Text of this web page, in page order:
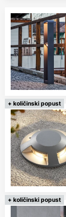
+ količinski popust
+ količinski popust